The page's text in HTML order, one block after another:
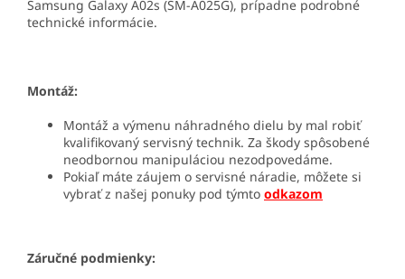
Samsung Galaxy A02s (SM-A025G), prípadne podrobné
technické informácie.
Montáž:
Montáž a výmenu náhradného dielu by mal robiť
kvalifikovaný servisný technik. Za škody spôsobené
neodbornou manipuláciou nezodpovedáme.
Pokiaľ máte záujem o servisné náradie, môžete si
vybrať z našej ponuky pod týmto odkazom
Záručné podmienky: